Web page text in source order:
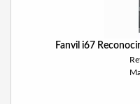
Fanvil i67